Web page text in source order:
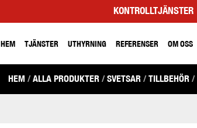
KONTROLLTJÄNSTER
HEM TJÄNSTER UTHYRNING REFERENSER OM OSS
HEM /ALLA PRODUKTER/SVETSAR/TILLBEHÖR/